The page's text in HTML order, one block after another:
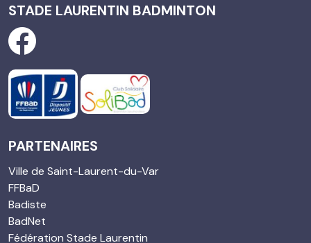
STADE LAURENTIN BADMINTON
PARTENAIRES
Ville de Saint-Laurent-du-Var
FFBaD
Badiste
BadNet
Fédération Stade Laurentin